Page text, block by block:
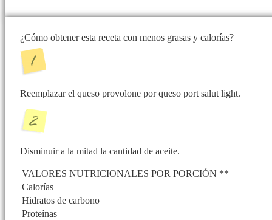
¿Cómo obtener esta receta con menos grasas y calorías?
Reemplazar el queso provolone por queso port salut light.
Disminuir a la mitad la cantidad de aceite.
VALORES NUTRICIONALES POR PORCIÓN **
Calorías
Hidratos de carbono
Proteínas